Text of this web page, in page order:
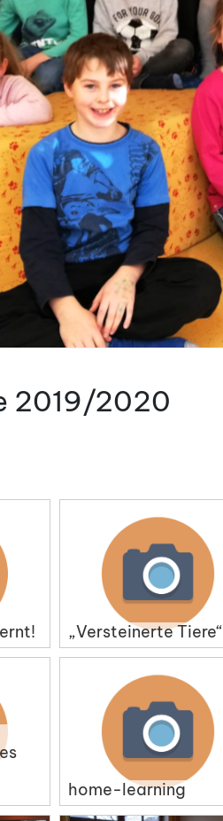
2019/2020
„Versteinerte Tiere“
home-learning